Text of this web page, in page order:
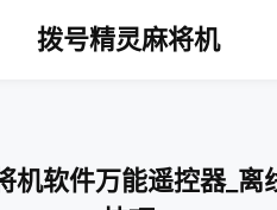
拨号精灵麻将机
机软件万能遥控器_